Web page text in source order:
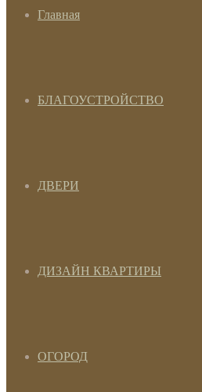
Главная
БЛАГОУСТРОЙСТВО
ДВЕРИ
ДИЗАЙН КВАРТИРЫ
ОГОРОД